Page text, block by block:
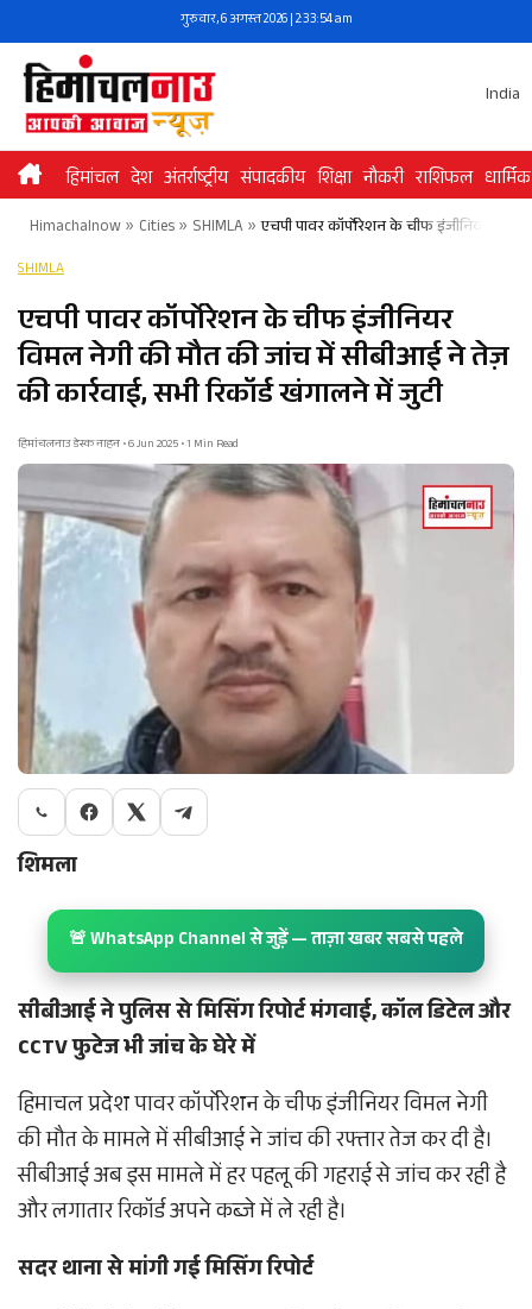
to
content
गुरुवार, 6 अगस्त 2026 | 2:33:54 am
India
हिमांचल देश अंतर्राष्ट्रीय संपादकीय शिक्षा नौकरी राशिफल धार्मिक
Himachalnow» Cities» SHIMLA » एचपी पावर कॉर्पोरेशन के चीफ इंजीनियर
SHIMLA
एचपी पावर कॉर्पोरेशन के चीफ इंजीनियर
विमल नेगी की मौत की जांच में सीबीआई ने तेज़
की कार्रवाई, सभी रिकॉर्ड खंगालने में जुटी
हिमांचलनाउ डेस्क नाहन • 6 Jun 2025 • 1 Min Read
शिमला
🚨 WhatsApp Channel से जुड़ें — ताज़ा खबर सबसे पहले
सीबीआई ने पुलिस से मिसिंग रिपोर्ट मंगवाई, कॉल डिटेल और
CCTV फुटेज भी जांच के घेरे में
हिमाचल प्रदेश पावर कॉर्पोरेशन के चीफ इंजीनियर विमल नेगी
की मौत के मामले में सीबीआई ने जांच की रफ्तार तेज कर दी है।
सीबीआई अब इस मामले में हर पहलू की गहराई से जांच कर रही है
और लगातार रिकॉर्ड अपने कब्जे में ले रही है।
सदर थाना से मांगी गई मिसिंग रिपोर्ट